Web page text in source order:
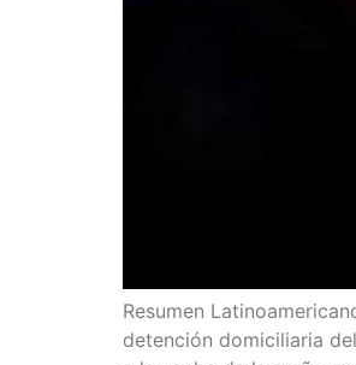
Resu­men
deten­ción domi­ci­lia­ria